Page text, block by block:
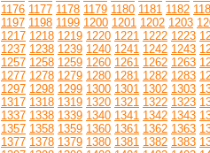
1176 1177 1178 1179 1180 1181 1182
1197 1198 1199 1200 1201 1202 1203
1217 1218 1219 1220 1221 1222 1223
1237 1238 1239 1240 1241 1242 1243
1257 1258 1259 1260 1261 1262 1263
1277 1278 1279 1280 1281 1282 1283
1297 1298 1299 1300 1301 1302 1303
1317 1318 1319 1320 1321 1322 1323
1337 1338 1339 1340 1341 1342 1343
1357 1358 1359 1360 1361 1362 1363
1377 1378 1379 1380 1381 1382 1383